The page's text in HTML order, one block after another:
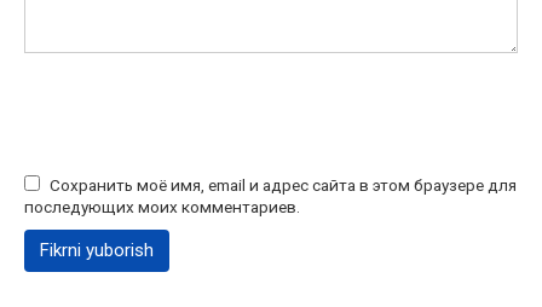
Сохранить моё имя, email и адрес сайта в этом браузере для
последующих моих комментариев.